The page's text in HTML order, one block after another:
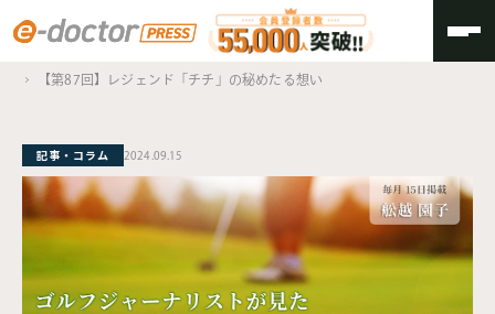
TOP
ゴルフジャーナリストが見た、プロゴルファーの知られざる素顔
【第87回】レジェンド「チチ」の秘めたる想い
記事・コラム 2024.09.15